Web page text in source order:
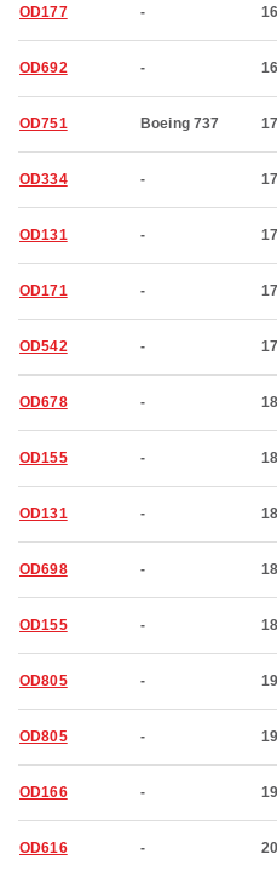
OD177 -
OD692 -
OD751 Boeing 737
OD334 -
OD131 -
OD171 -
OD542 -
OD678 -
OD155 -
OD131 -
OD698 -
OD155 -
OD805 -
OD805 -
OD166 -
OD616 -